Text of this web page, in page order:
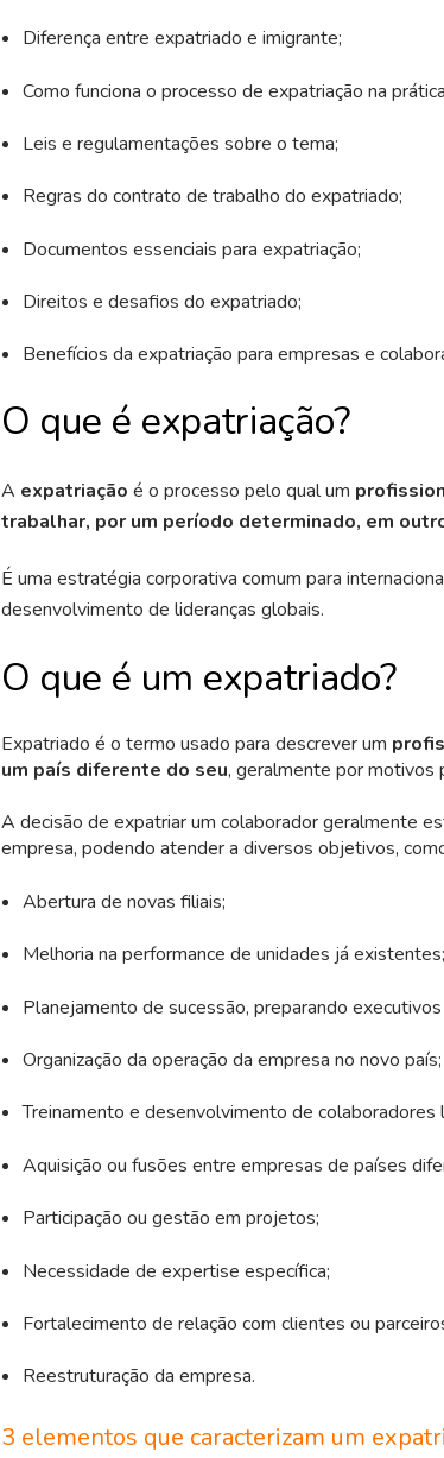
Diferença entre expatriado e imigrante;
Como funciona o processo de expatriação na
Leis e regulamentações sobre o tema;
Regras do contrato de trabalho do expatriado;
Documentos essenciais para expatriação;
Direitos e desafios do expatriado;
Benefícios da expatriação para empresas e
O que é expatriação?
A expatriação é o processo pelo qual um
trabalhar, por um período determinado, em
É uma estratégia corporativa comum para
desenvolvimento de lideranças globais.
O que é um expatriado?
Expatriado é o termo usado para descrever um
um país diferente do seu, geralmente por motivos
A decisão de expatriar um colaborador geralmente
empresa, podendo atender a diversos objetivos,
Abertura de novas filiais;
Melhoria na performance de unidades já existentes;
Planejamento de sucessão, preparando
Organização da operação da empresa no novo país;
Treinamento e desenvolvimento de colaboradores
Aquisição ou fusões entre empresas de países
Participação ou gestão em projetos;
Necessidade de expertise específica;
Fortalecimento de relação com clientes ou
Reestruturação da empresa.
3 elementos que caracterizam um